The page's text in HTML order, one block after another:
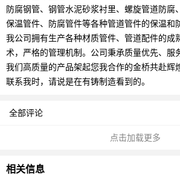
防腐钢管、钢管水泥砂浆衬里、螺旋管道防腐
保温管件、防腐管件等各种管道管件的保温和
我公司拥有生产各种材质管件、管道配件的成
术，严格的管理机制。公司秉承质量优先、服
我们高质量的产品架起您我合作的金桥共赴辉
联系我时，请说是在有铸制造看到的。
全部评论
点击加载更多
相关信息